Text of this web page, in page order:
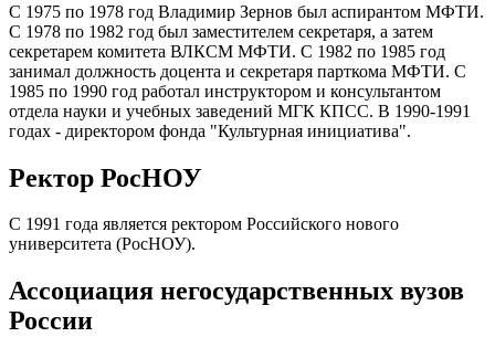
С 1975 по 1978 год Владимир Зернов был аспирантом МФТИ.
С 1978 по 1982 год был заместителем секретаря, а затем
секретарем комитета ВЛКСМ МФТИ. С 1982 по 1985 год
занимал должность доцента и секретаря парткома МФТИ. С
1985 по 1990 год работал инструктором и консультантом
отдела науки и учебных заведений МГК КПСС. В 1990-1991
годах - директором фонда "Культурная инициатива".
Ректор РосНОУ
С 1991 года является ректором Российского нового
университета (РосНОУ).
Ассоциация негосударственных вузов
России